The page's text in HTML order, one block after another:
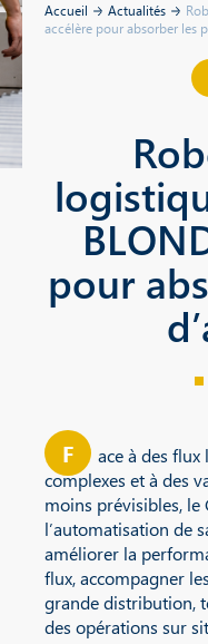
Accueil Actualités
accélère pour absorber les
pour
F
ace à des
complexes et à des
moins prévisibles, le
l’automatisation de
améliorer la
flux, accompagner
grande distribution,
des opérations sur